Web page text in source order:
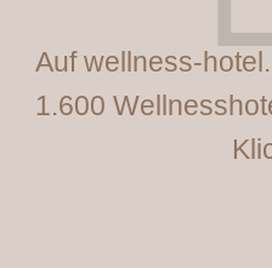
Auf wellness-
1.600